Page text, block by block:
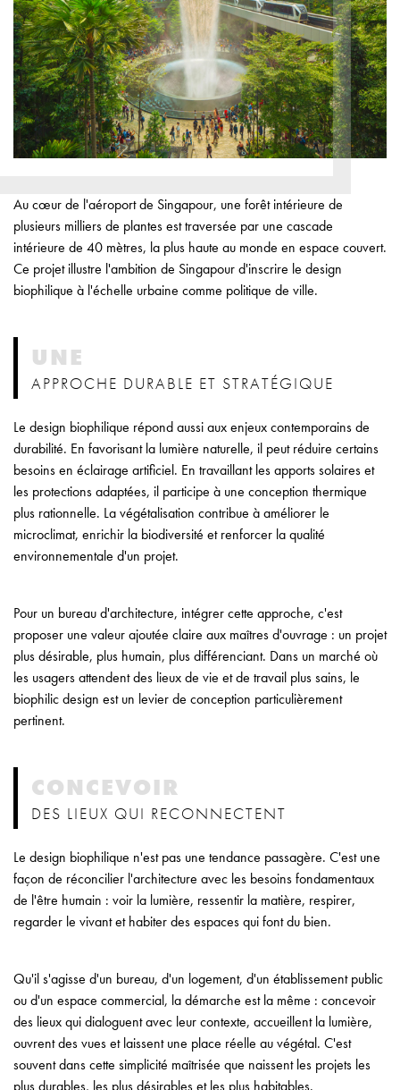
Au cœur de l'aéroport de Singapour, une forêt intérieure de
plusieurs milliers de plantes est traversée par une cascade
intérieure de 40 mètres, la plus haute au monde en espace couvert.
Ce projet illustre l'ambition de Singapour d'inscrire le design
biophilique à l'échelle urbaine comme politique de ville.
UNE
APPROCHE DURABLE ET STRATÉGIQUE
Le design biophilique répond aussi aux enjeux contemporains de
durabilité. En favorisant la lumière naturelle, il peut réduire certains
besoins en éclairage artificiel. En travaillant les apports solaires et
les protections adaptées, il participe à une conception thermique
plus rationnelle. La végétalisation contribue à améliorer le
microclimat, enrichir la biodiversité et renforcer la qualité
environnementale d'un projet.
Pour un bureau d'architecture, intégrer cette approche, c'est
proposer une valeur ajoutée claire aux maîtres d'ouvrage : un projet
plus désirable, plus humain, plus différenciant. Dans un marché où
les usagers attendent des lieux de vie et de travail plus sains, le
biophilic design est un levier de conception particulièrement
pertinent.
CONCEVOIR
DES LIEUX QUI RECONNECTENT
Le design biophilique n'est pas une tendance passagère. C'est une
façon de réconcilier l'architecture avec les besoins fondamentaux
de l'être humain : voir la lumière, ressentir la matière, respirer,
regarder le vivant et habiter des espaces qui font du bien.
Qu'il s'agisse d'un bureau, d'un logement, d'un établissement public
ou d'un espace commercial, la démarche est la même : concevoir
des lieux qui dialoguent avec leur contexte, accueillent la lumière,
ouvrent des vues et laissent une place réelle au végétal. C'est
souvent dans cette simplicité maîtrisée que naissent les projets les
plus durables, les plus désirables et les plus habitables.